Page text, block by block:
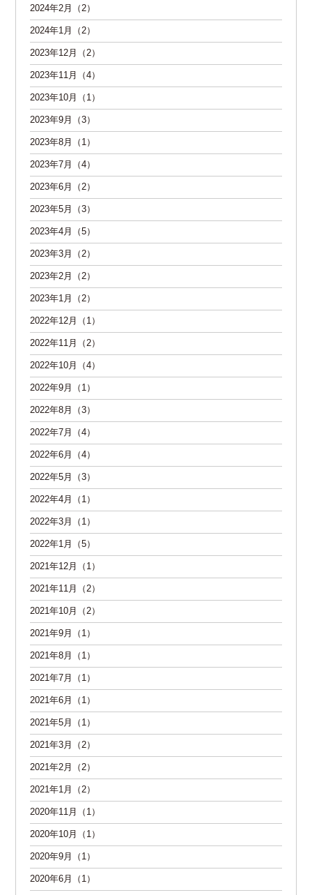
2024年2月（2）
2024年1月（2）
2023年12月（2）
2023年11月（4）
2023年10月（1）
2023年9月（3）
2023年8月（1）
2023年7月（4）
2023年6月（2）
2023年5月（3）
2023年4月（5）
2023年3月（2）
2023年2月（2）
2023年1月（2）
2022年12月（1）
2022年11月（2）
2022年10月（4）
2022年9月（1）
2022年8月（3）
2022年7月（4）
2022年6月（4）
2022年5月（3）
2022年4月（1）
2022年3月（1）
2022年1月（5）
2021年12月（1）
2021年11月（2）
2021年10月（2）
2021年9月（1）
2021年8月（1）
2021年7月（1）
2021年6月（1）
2021年5月（1）
2021年3月（2）
2021年2月（2）
2021年1月（2）
2020年11月（1）
2020年10月（1）
2020年9月（1）
2020年6月（1）